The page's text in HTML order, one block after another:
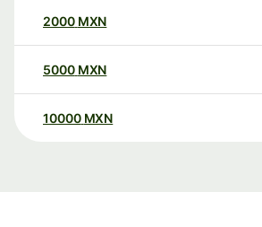
2000 MXN
5000 MXN
10000 MXN